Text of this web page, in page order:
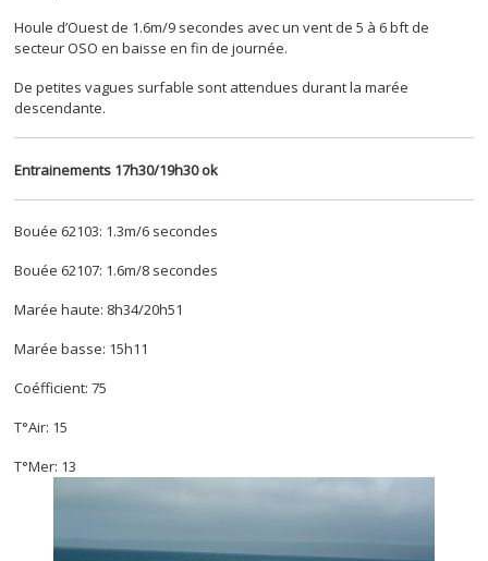
Houle d’Ouest de 1.6m/9 secondes avec un vent de 5 à 6 bft de
secteur OSO en baisse en fin de journée.
De petites vagues surfable sont attendues durant la marée
descendante.
Entrainements 17h30/19h30 ok
Bouée 62103: 1.3m/6 secondes
Bouée 62107: 1.6m/8 secondes
Marée haute: 8h34/20h51
Marée basse: 15h11
Coéfficient: 75
T°Air: 15
T°Mer: 13